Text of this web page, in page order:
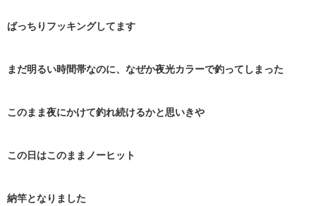
ばっちりフッキングしてます
まだ明るい時間帯なのに、なぜか夜光カラーで釣ってしまった
このまま夜にかけて釣れ続けるかと思いきや
この日はこのままノーヒット
納竿となりました